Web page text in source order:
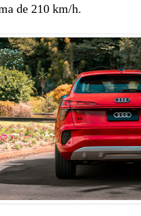
de 210 km/h.